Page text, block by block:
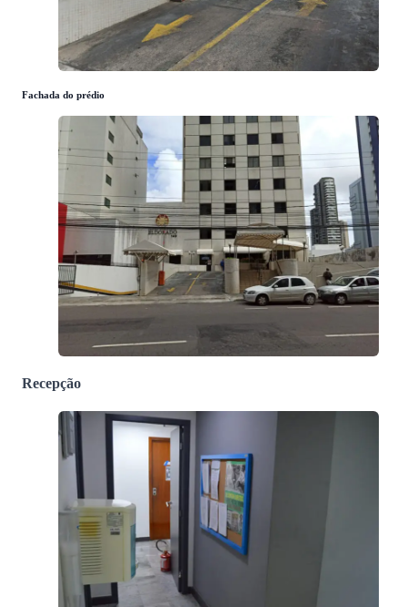
Fachada do prédio
Recepção